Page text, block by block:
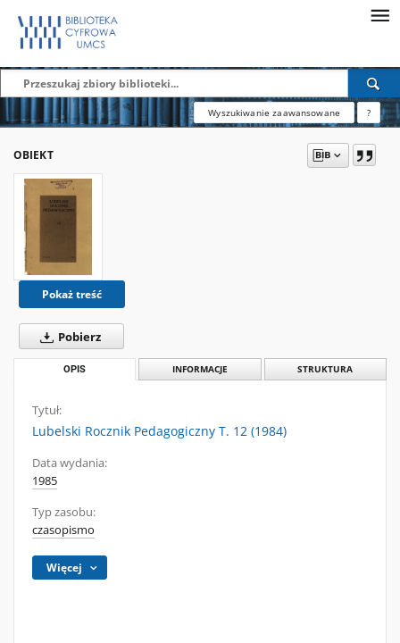
Wyszukiwanie zaawansowane ?
OBIEKT
Pokaż treść
Pobierz
OPIS INFORMACJE STRUKTURA
Tytuł:
Lubelski Rocznik Pedagogiczny T. 12 (1984)
Data wydania:
1985
Typ zasobu:
czasopismo
Więcej